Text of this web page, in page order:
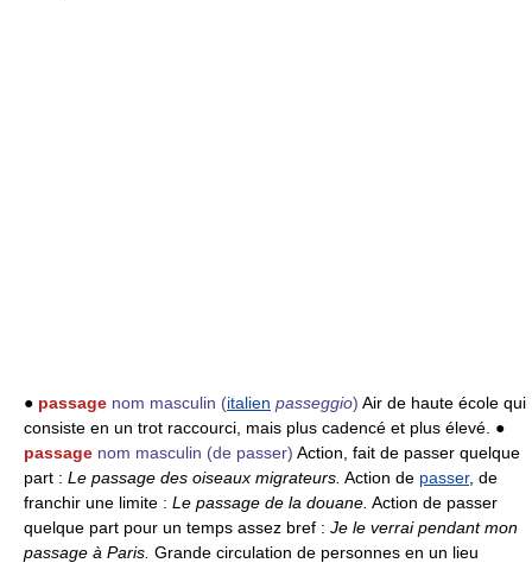
● passage nom masculin (italien passeggio) Air de haute école qui
consiste en un trot raccourci, mais plus cadencé et plus élevé. ●
passage nom masculin (de passer) Action, fait de passer quelque
part : Le passage des oiseaux migrateurs. Action de passer, de
franchir une limite : Le passage de la douane. Action de passer
quelque part pour un temps assez bref : Je le verrai pendant mon
passage à Paris. Grande circulation de personnes en un lieu